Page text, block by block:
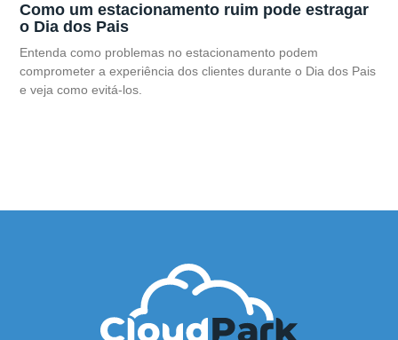
Como um estacionamento ruim pode estragar
o Dia dos Pais
Entenda como problemas no estacionamento podem
comprometer a experiência dos clientes durante o Dia dos Pais
e veja como evitá-los.